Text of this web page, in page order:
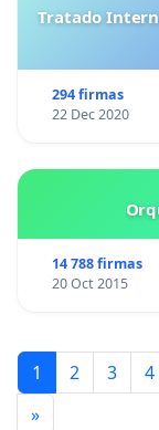
Tratado
294 firmas
22 Dec 2020
14 788 firmas
20 Oct 2015
1 2 3 4
»